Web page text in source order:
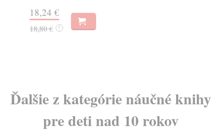
18,24 €
18,80 € ?
Ďalšie z kategórie náučné knihy
pre deti nad 10 rokov